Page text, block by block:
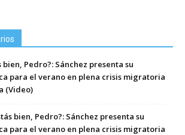
bien, Pedro?: Sánchez presenta su
para el verano en plena crisis migratoria
(Video)
bien, Pedro?: Sánchez presenta su
para el verano en plena crisis migratoria